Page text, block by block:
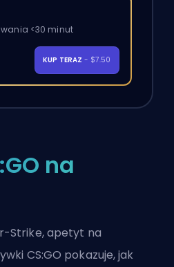
<30 minut
KUP TERAZ - $7.50
na
Strike, apetyt na
CS:GO pokazuje, jak